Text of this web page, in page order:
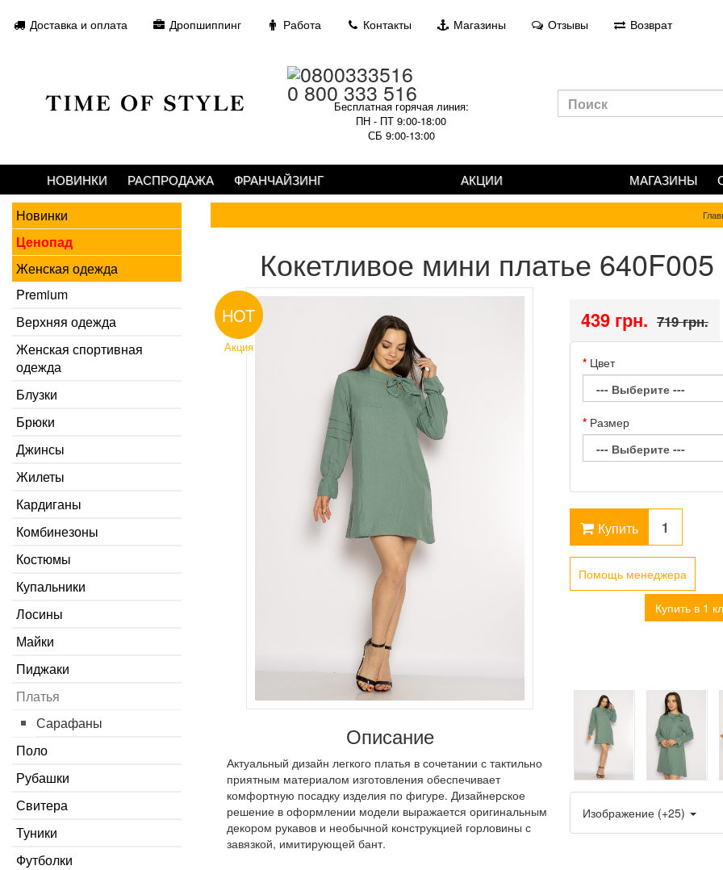
Доставка и оплата Дропшиппинг Работа Контакты Магазины Отзывы Возврат
0 800 333 516
Бесплатная горячая линия:
ПН - ПТ 9:00-18:00
СБ 9:00-13:00
НОВИНКИ РАСПРОДАЖА ФРАНЧАЙЗИНГ АКЦИИ МАГАЗИНЫ
Новинки
Ценопад
Женская одежда
Premium
Верхняя одежда
Женская спортивная
одежда
Блузки
Брюки
Джинсы
Жилеты
Кардиганы
Комбинезоны
Костюмы
Купальники
Лосины
Майки
Пиджаки
Платья
Сарафаны
Поло
Рубашки
Свитера
Туники
Футболки
Кокетливое мини платье 640F005
HOT
Акция
Описание
Актуальный дизайн легкого платья в сочетании с тактильно
приятным материалом изготовления обеспечивает
комфортную посадку изделия по фигуре. Дизайнерское
решение в оформлении модели выражается оригинальным
декором рукавов и необычной конструкцией горловины с
завязкой, имитирующей бант.
439 грн. 719 грн.
Цвет
Размер
Купить
Помощь менеджера
Купить в 1
Изображение (+25)